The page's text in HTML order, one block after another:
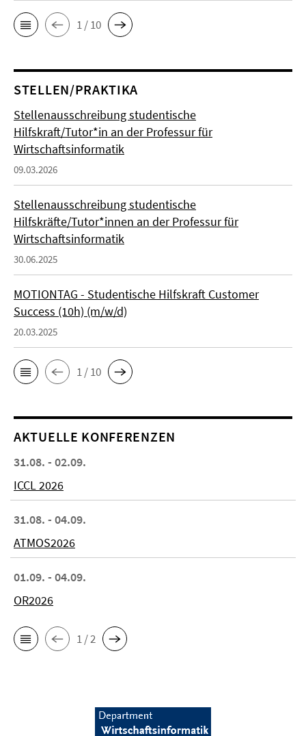
1 / 10
STELLEN/PRAKTIKA
Stellenausschreibung studentische
Hilfskraft/Tutor*in an der Professur für
Wirtschaftsinformatik
09.03.2026
Stellenausschreibung studentische
Hilfskräfte/Tutor*innen an der Professur für
Wirtschaftsinformatik
30.06.2025
MOTIONTAG - Studentische Hilfskraft Customer
Success (10h) (m/w/d)
20.03.2025
1 / 10
AKTUELLE KONFERENZEN
31.08. - 02.09.
ICCL 2026
31.08. - 04.09.
ATMOS2026
01.09. - 04.09.
OR2026
1 / 2